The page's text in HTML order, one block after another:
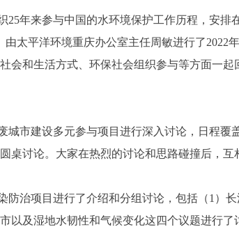
25年来参与中国的水环境保护工作历程，安
由太平洋环境重庆办公室主任周敏进行了
会和生活方式、环保社会组织参与等方面一
城市建设多元参与项目进行深入讨论，日程
桌讨论。大家在热烈的讨论和思路碰撞后，互
防治项目进行了介绍和分组讨论，包括（1）
以及湿地水韧性和气候变化这四个议题进行